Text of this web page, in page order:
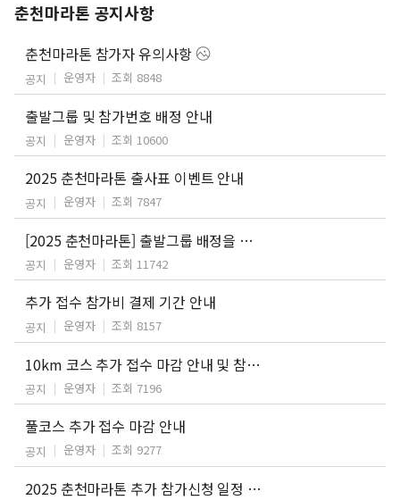
춘천마라톤 공지사항
춘천마라톤 참가자 유의사항
공지 운영자 조회 8848
출발그룹 및 참가번호 배정 안내
공지 운영자 조회 10600
2025 춘천마라톤 출사표 이벤트 안내
공지 운영자 조회 7847
[2025 춘천마라톤] 출발그룹 배정을 위한 기록증 2차 제출 안내
공지 운영자 조회 11742
추가 접수 참가비 결제 기간 안내
공지 운영자 조회 8157
10km 코스 추가 접수 마감 안내 및 참가비 결제 기간 안내
공지 운영자 조회 7196
풀코스 추가 접수 마감 안내
공지 운영자 조회 9277
2025 춘천마라톤 추가 참가신청 일정 안내